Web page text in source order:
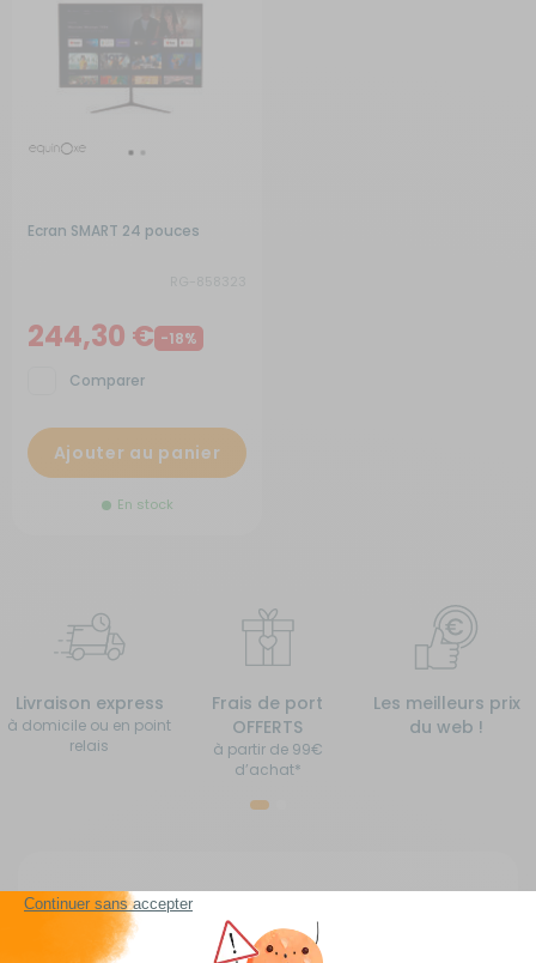
Ecran SMART 24 pouces
244,30 € -18%
Comparer
Ajouter au panier
En stock
Livraison express
à domicile ou en point
relais
Frais de port
OFFERTS
à partir de 99€
d’achat*
Les meilleurs prix
du web !
Accessoires pour camping-car, caravane,
fourgon aménagé, van aménagé et bateau pas